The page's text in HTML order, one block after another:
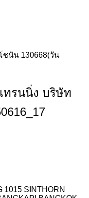
ชนัน 130668(วัน
ทรนนิ่ง บริษัท
1015 SINTHORN